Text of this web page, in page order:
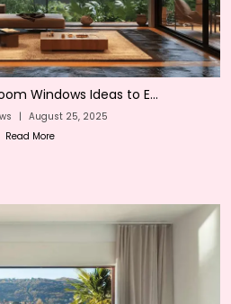
Windows Ideas to E...
| August 25, 2025
Read More